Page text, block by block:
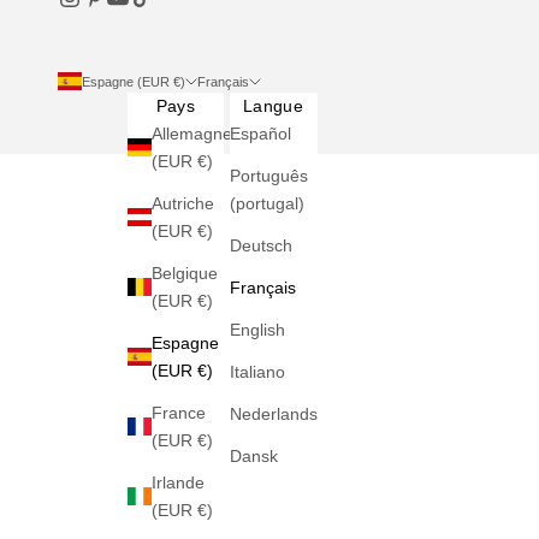
Espagne (EUR €)
Pays
Allemagne
(EUR €)
Autriche
(EUR €)
Belgique
(EUR €)
Espagne
(EUR €)
France
(EUR €)
Irlande
(EUR €)
Français
Langue
Español
Português
(portugal)
Deutsch
Français
English
Italiano
Nederlands
Dansk